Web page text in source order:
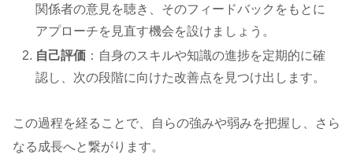
関係者の意見を聴き、そのフィードバックをもとに
アプローチを見直す機会を設けましょう。
自己評価 ：自身のスキルや知識の進捗を定期的に確
認し、次の段階に向けた改善点を見つけ出します。
この過程を経ることで、自らの強みや弱みを把握し、さら
なる成長へと繋がります。